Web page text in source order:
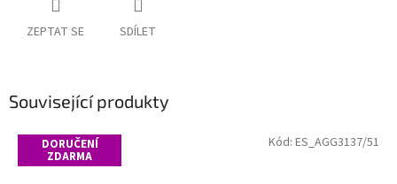
ZEPTAT SE SDÍLET
Související produkty
DORUČENÍ
ZDARMA
Kód: ES_AGG3137/51